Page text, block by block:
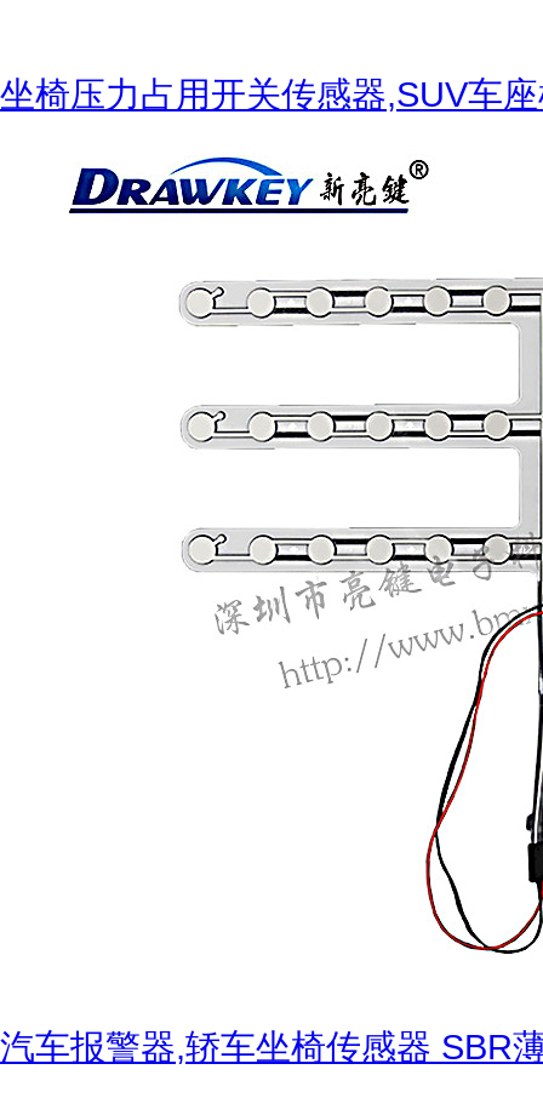
坐椅压力占用开关传感器,SUV车
汽车报警器,轿车坐椅传感器 SBR